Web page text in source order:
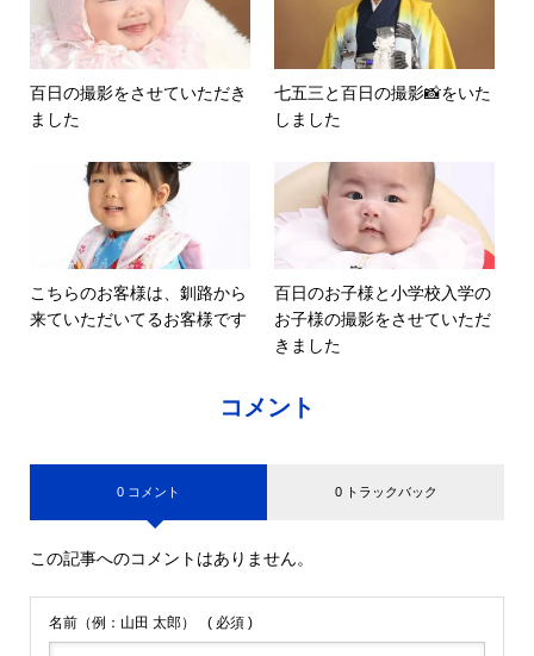
百日の撮影をさせていただき
ました
七五三と百日の撮影📸をいた
しました
こちらのお客様は、釧路から
来ていただいてるお客様です
百日のお子様と小学校入学の
お子様の撮影をさせていただ
きました
コメント
0 コメント 0 トラックバック
この記事へのコメントはありません。
名前（例：山田 太郎） ( 必須 )